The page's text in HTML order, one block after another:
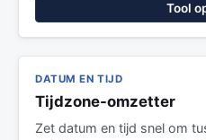
Tool
DATUM EN TIJD
Tijdzone-omzetter
Zet datum en tijd snel om